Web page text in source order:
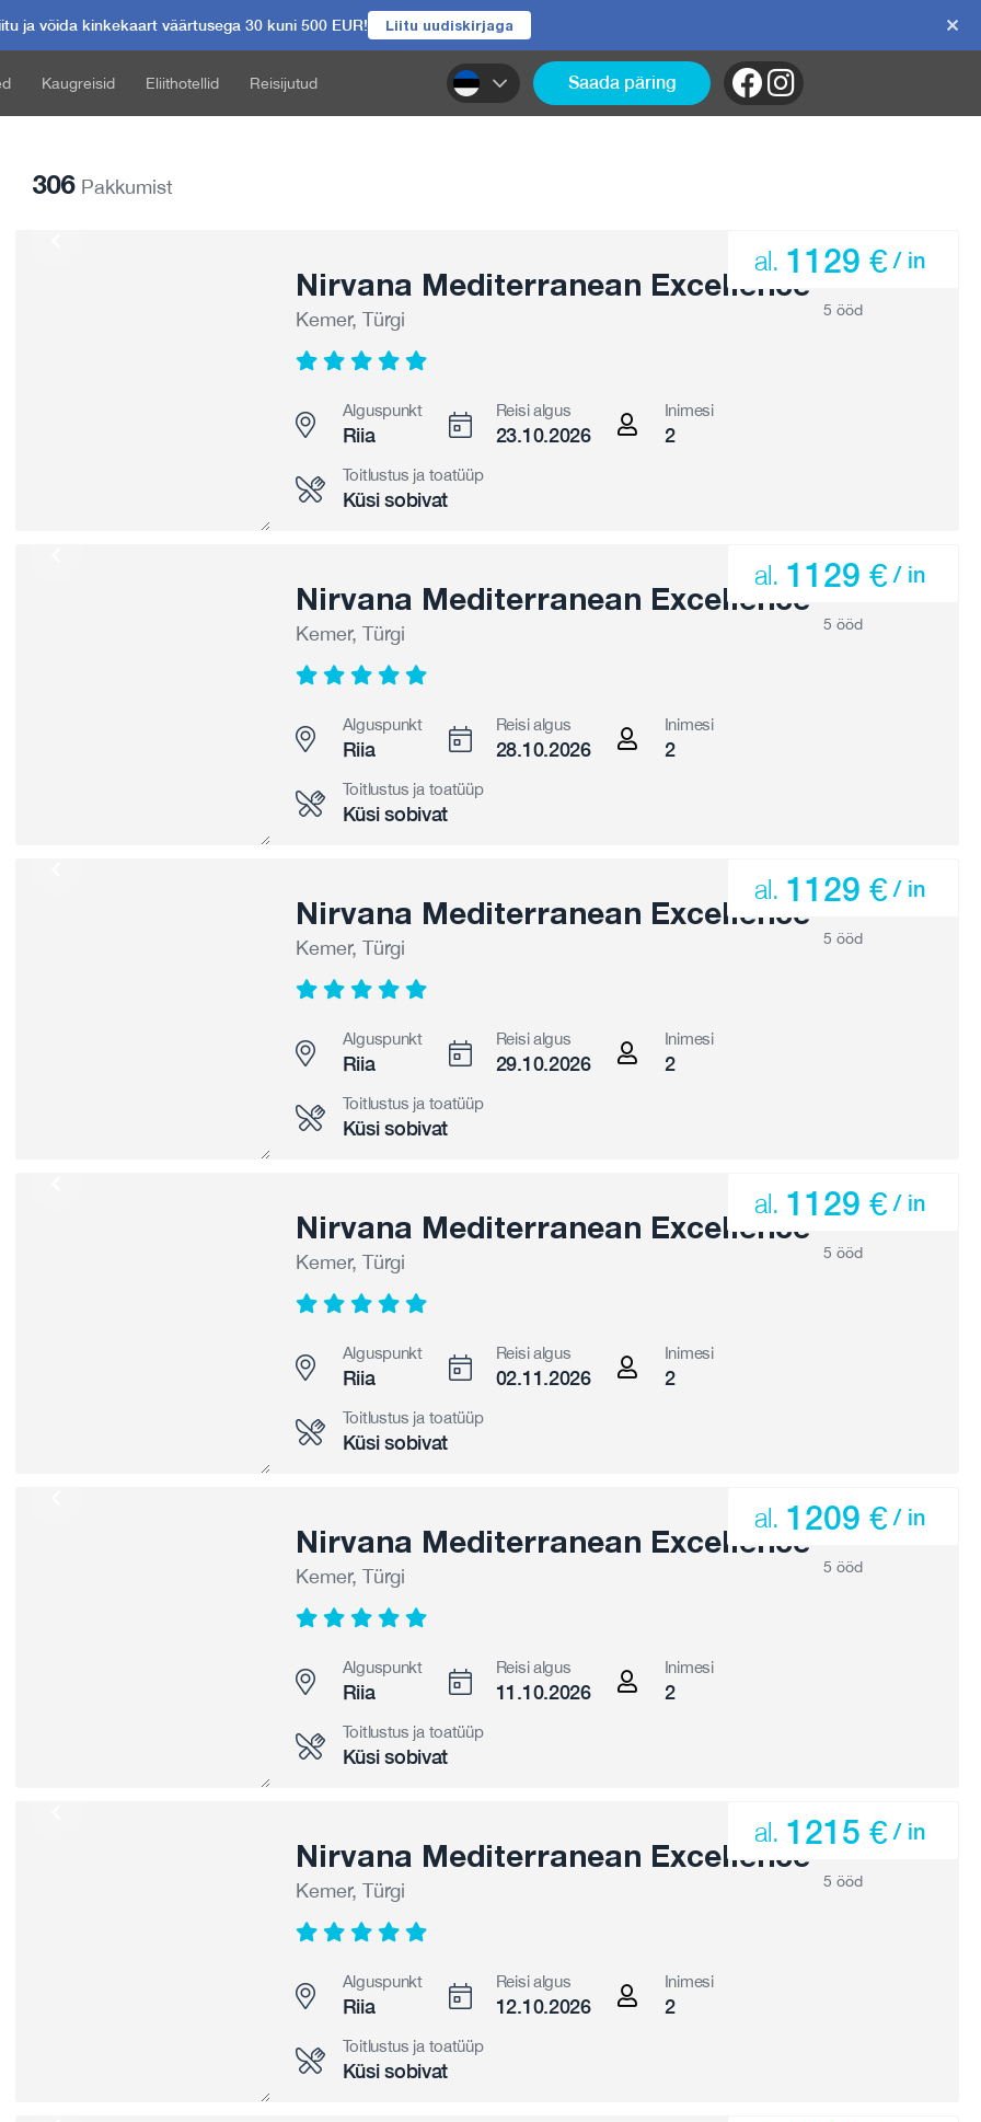
ja võida kinkekaart väärtusega 30 kuni 500 EUR! Liitu uudiskirjaga
Kaugreisid Eliithotellid Reisijutud Saada päring
306 Pakkumist
Nirvana Mediterranean Excellence
Kemer, Türgi
al. 1129 € / in
5 ööd
Alguspunkt
Riia
Reisi algus
23.10.2026
Inimesi
2
Toitlustus ja toatüüp
Küsi sobivat
Nirvana Mediterranean Excellence
Kemer, Türgi
al. 1129 € / in
5 ööd
Alguspunkt
Riia
Reisi algus
28.10.2026
Inimesi
2
Toitlustus ja toatüüp
Küsi sobivat
Nirvana Mediterranean Excellence
Kemer, Türgi
al. 1129 € / in
5 ööd
Alguspunkt
Riia
Reisi algus
29.10.2026
Inimesi
2
Toitlustus ja toatüüp
Küsi sobivat
Nirvana Mediterranean Excellence
Kemer, Türgi
al. 1129 € / in
5 ööd
Alguspunkt
Riia
Reisi algus
02.11.2026
Inimesi
2
Toitlustus ja toatüüp
Küsi sobivat
Nirvana Mediterranean Excellence
Kemer, Türgi
al. 1209 € / in
5 ööd
Alguspunkt
Riia
Reisi algus
11.10.2026
Inimesi
2
Toitlustus ja toatüüp
Küsi sobivat
Nirvana Mediterranean Excellence
Kemer, Türgi
al. 1215 € / in
5 ööd
Alguspunkt
Riia
Reisi algus
12.10.2026
Inimesi
2
Toitlustus ja toatüüp
Küsi sobivat